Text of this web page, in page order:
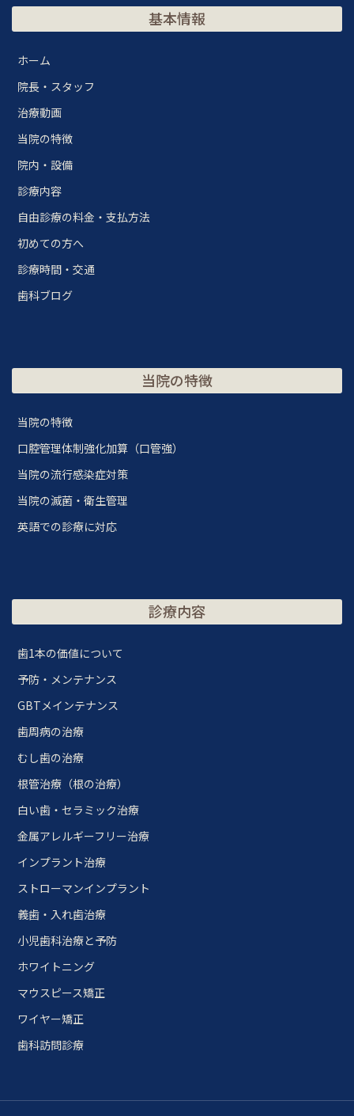
基本情報
ホーム
院長・スタッフ
治療動画
当院の特徴
院内・設備
診療内容
自由診療の料金・支払方法
初めての方へ
診療時間・交通
歯科ブログ
当院の特徴
当院の特徴
口腔管理体制強化加算（口管強）
当院の流行感染症対策
当院の滅菌・衛生管理
英語での診療に対応
診療内容
歯1本の価値について
予防・メンテナンス
GBTメインテナンス
歯周病の治療
むし歯の治療
根管治療（根の治療）
白い歯・セラミック治療
金属アレルギーフリー治療
インプラント治療
ストローマンインプラント
義歯・入れ歯治療
小児歯科治療と予防
ホワイトニング
マウスピース矯正
ワイヤー矯正
歯科訪問診療